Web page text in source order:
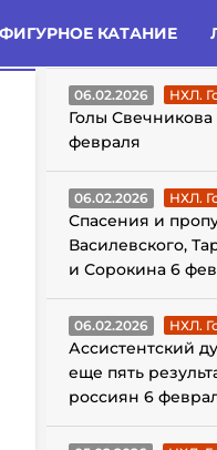
ФИГУРНОЕ КАТАНИЕ
ГОЛЫ С
06.02.2026 НХЛ.
Голы
февраля
06.02.2026 НХЛ.
Спасения и
Василевского,
и Сорокина 6
06.02.2026 НХЛ.
Ассистентский
еще пять
россиян 6